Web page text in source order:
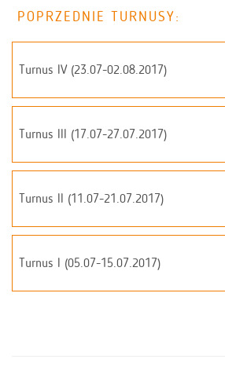
POPRZEDNIE TURNUSY:
Turnus IV (23.07-02.08.2017)
Turnus III (17.07-27.07.2017)
Turnus II (11.07-21.07.2017)
Turnus I (05.07-15.07.2017)